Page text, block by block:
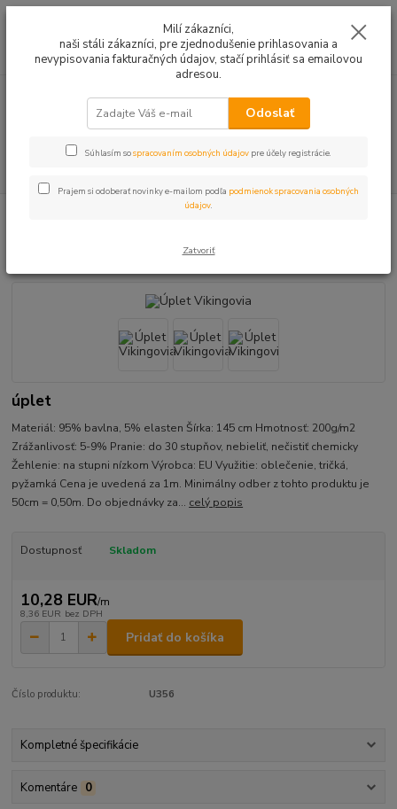
0949224331
9:00 -14:30
za0,00 EUR
Úplet Vikingovia
Úplet Vikingovia
úplet
Materiál: 95% bavlna, 5% elasten Šírka: 145 cm Hmotnosť: 200g/m2
Zrážanlivosť: 5-9% Pranie: do 30 stupňov, nebieliť, nečistiť chemicky
Žehlenie: na stupni nízkom Výrobca: EU Využitie: oblečenie, tričká,
pyžamká Cena je uvedená za 1m. Minimálny odber z tohto produktu je
50cm = 0,50m. Do objednávky za... celý popis
Dostupnosť Skladom
10,28 EUR/m
8,36 EUR bez DPH
Pridať do košíka
Číslo produktu: U356
Kompletné špecifikácie
Komentáre 0
Milí zákazníci,
naši stáli zákazníci, pre zjednodušenie prihlasovania a
nevypisovania fakturačných údajov, stačí prihlásiť sa emailovou
adresou.
Odoslať
Súhlasím sospracovaním osobných údajov pre účely registrácie.
Prajem si odoberať novinky e-mailom podľa podmienok spracovania osobných
údajov.
Zatvoriť